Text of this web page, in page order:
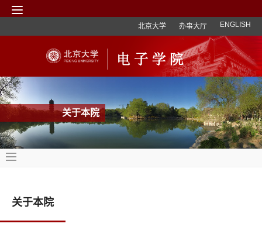
北京大学 办事大厅 ENGLISH
关于本院
关于本院